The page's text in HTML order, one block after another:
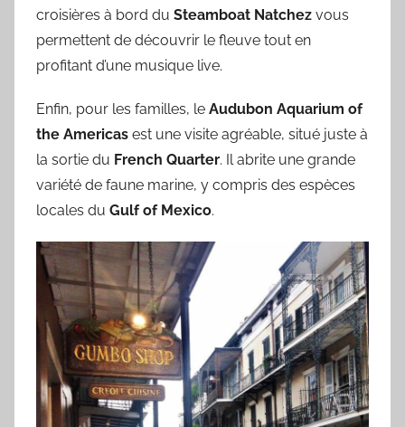
croisières à bord du Steamboat Natchez vous
permettent de découvrir le fleuve tout en
profitant d’une musique live.
Enfin, pour les familles, le Audubon Aquarium of
the Americas est une visite agréable, situé juste à
la sortie du French Quarter. Il abrite une grande
variété de faune marine, y compris des espèces
locales du Gulf of Mexico.